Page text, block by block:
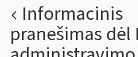
Informacinis
pranešimas dėl